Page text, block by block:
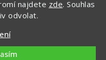
najdete zde. Souhlas
odvolat.
Shoptet
práva vyhrazena.